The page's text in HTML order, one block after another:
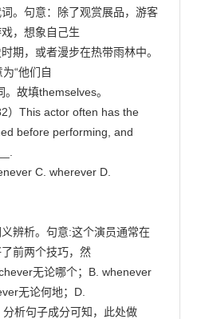
词。句意：除了观赏展品，游客
，想象自己生
期，或者漫步在热带雨林中。
“他们自
。故填themselves。
）This actor often has the
before performing, and
C. wherever D.
义辨析。句意:这个演员通常在
前两个技巧，然
无论哪个；B. whenever
无论何地；D.
析句子成分可知，此处做